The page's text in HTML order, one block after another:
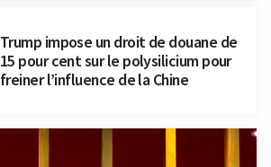
Trump impose un droit de douane de
15 pour cent sur le polysilicium pour
freiner l’influence de la Chine